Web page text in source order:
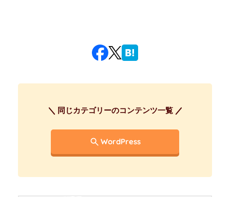
同じカテゴリーのコンテンツ一覧
WordPress